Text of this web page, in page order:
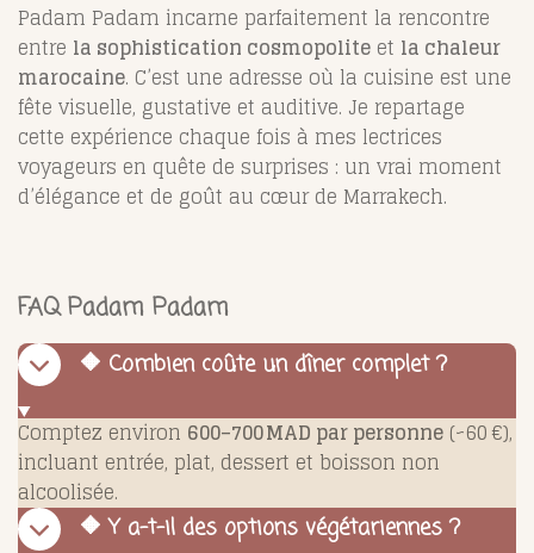
Padam Padam incarne parfaitement la rencontre
entre la sophistication cosmopolite et la chaleur
marocaine. C’est une adresse où la cuisine est une
fête visuelle, gustative et auditive. Je repartage
cette expérience chaque fois à mes lectrices
voyageurs en quête de surprises : un vrai moment
d’élégance et de goût au cœur de Marrakech.
FAQ Padam Padam
🔶 Combien coûte un dîner complet ?
Comptez environ 600–700 MAD par personne (~60 €),
incluant entrée, plat, dessert et boisson non
alcoolisée.
🔶 Y a-t-il des options végétariennes ?